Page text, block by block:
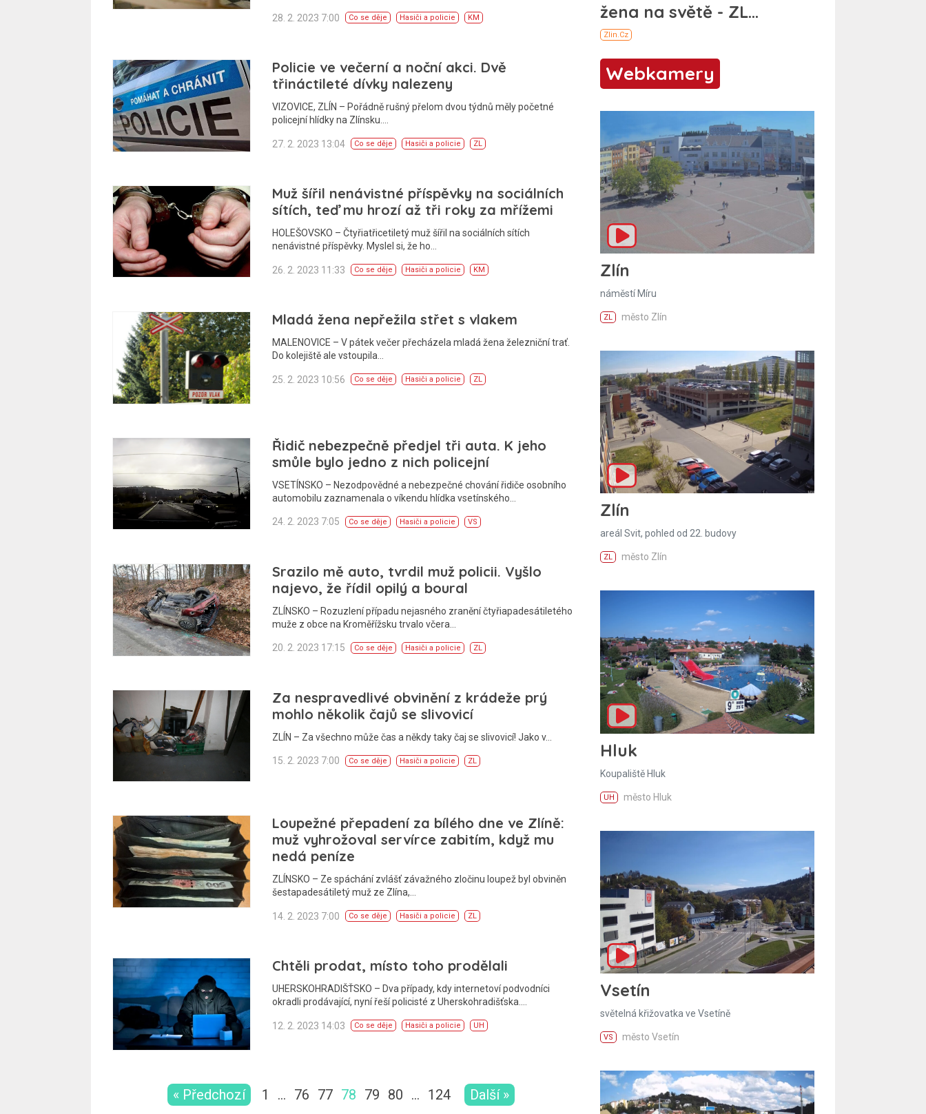
28. 2. 2023 7:00 Co se děje Hasiči a policie KM
Policie ve večerní a noční akci. Dvě
třináctileté dívky nalezeny
VIZOVICE, ZLÍN – Pořádně rušný přelom dvou týdnů měly početné
policejní hlídky na Zlínsku.…
27. 2. 2023 13:04 Co se děje Hasiči a policie ZL
Muž šířil nenávistné příspěvky na sociálních
sítích, teď mu hrozí až tři roky za mřížemi
HOLEŠOVSKO – Čtyřiatřicetiletý muž šířil na sociálních sítích
nenávistné příspěvky. Myslel si, že ho…
26. 2. 2023 11:33 Co se děje Hasiči a policie KM
Mladá žena nepřežila střet s vlakem
MALENOVICE – V pátek večer přecházela mladá žena železniční trať.
Do kolejiště ale vstoupila…
25. 2. 2023 10:56 Co se děje Hasiči a policie ZL
Řidič nebezpečně předjel tři auta. K jeho
smůle bylo jedno z nich policejní
VSETÍNSKO – Nezodpovědné a nebezpečné chování řidiče osobního
automobilu zaznamenala o víkendu hlídka vsetínského…
24. 2. 2023 7:05 Co se děje Hasiči a policie VS
Srazilo mě auto, tvrdil muž policii. Vyšlo
najevo, že řídil opilý a boural
ZLÍNSKO – Rozuzlení případu nejasného zranění čtyřiapadesátiletého
muže z obce na Kroměřížsku trvalo včera…
20. 2. 2023 17:15 Co se děje Hasiči a policie ZL
Za nespravedlivé obvinění z krádeže prý
mohlo několik čajů se slivovicí
ZLÍN – Za všechno může čas a někdy taky čaj se slivovicí! Jako v…
15. 2. 2023 7:00 Co se děje Hasiči a policie ZL
Loupežné přepadení za bílého dne ve Zlíně:
muž vyhrožoval servírce zabitím, když mu
nedá peníze
ZLÍNSKO – Ze spáchání zvlášť závažného zločinu loupež byl obviněn
šestapadesátiletý muž ze Zlína,…
14. 2. 2023 7:00 Co se děje Hasiči a policie ZL
Chtěli prodat, místo toho prodělali
UHERSKOHRADIŠŤSKO – Dva případy, kdy internetoví podvodníci
okradli prodávající, nyní řeší policisté z Uherskohradišťska.…
12. 2. 2023 14:03 Co se děje Hasiči a policie UH
« Předchozí 1 … 76 77 78 79 80 … 124 Další »
Webkamery
Zlín
náměstí Míru
ZL město Zlín
Zlín
areál Svit, pohled od 22. budovy
ZL město Zlín
Hluk
Koupaliště Hluk
UH město Hluk
Vsetín
světelná křižovatka ve Vsetíně
VS město Vsetín